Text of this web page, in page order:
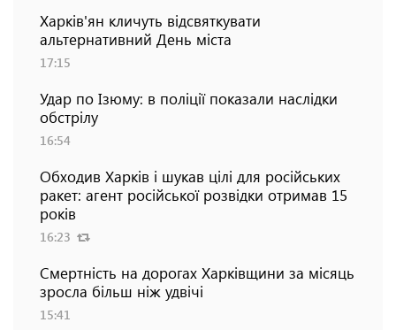
Харків'ян кличуть відсвяткувати
альтернативний День міста
17:15
Удар по Ізюму: в поліції показали наслідки
обстрілу
16:54
Обходив Харків і шукав цілі для російських
ракет: агент російської розвідки отримав 15
років
16:23
Смертність на дорогах Харківщини за місяць
зросла більш ніж удвічі
15:41